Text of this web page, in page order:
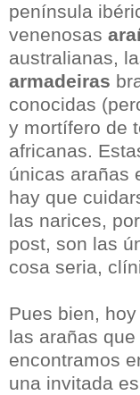
península
venenosas
australianas,
armadeiras
conocidas
y mortífero de
africanas.
únicas arañas
hay que
las narices,
post, son las
cosa seria,
Pues bien,
las arañas
encontramos
una invitada